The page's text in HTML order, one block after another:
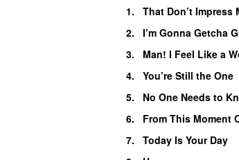
1. That Don’t Impress
2.
I’m Gonna Getcha
3.
Man! I Feel Like a
4.
You’re Still the One
5.
No One Needs to
6.
From This Moment
7.
Today Is Your Day